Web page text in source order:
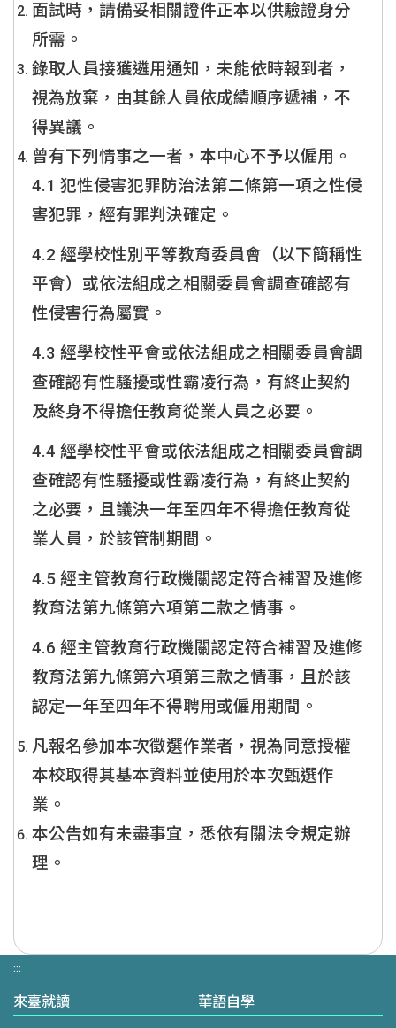
面試時，請備妥相關證件正本以供驗證身分
所需。
錄取人員接獲遴用通知，未能依時報到者，
視為放棄，由其餘人員依成績順序遞補，不
得異議。
曾有下列情事之一者，本中心不予以僱用。
4.1 犯性侵害犯罪防治法第二條第一項之性侵
害犯罪，經有罪判決確定。
4.2 經學校性別平等教育委員會（以下簡稱性
平會）或依法組成之相關委員會調查確認有
性侵害行為屬實。
4.3 經學校性平會或依法組成之相關委員會調
查確認有性騷擾或性霸凌行為，有終止契約
及終身不得擔任教育從業人員之必要。
4.4 經學校性平會或依法組成之相關委員會調
查確認有性騷擾或性霸凌行為，有終止契約
之必要，且議決一年至四年不得擔任教育從
業人員，於該管制期間。
4.5 經主管教育行政機關認定符合補習及進修
教育法第九條第六項第二款之情事。
4.6 經主管教育行政機關認定符合補習及進修
教育法第九條第六項第三款之情事，且於該
認定一年至四年不得聘用或僱用期間。
凡報名參加本次徵選作業者，視為同意授權
本校取得其基本資料並使用於本次甄選作
業。
本公告如有未盡事宜，悉依有關法令規定辦
理。
:::
來臺就讀 華語自學